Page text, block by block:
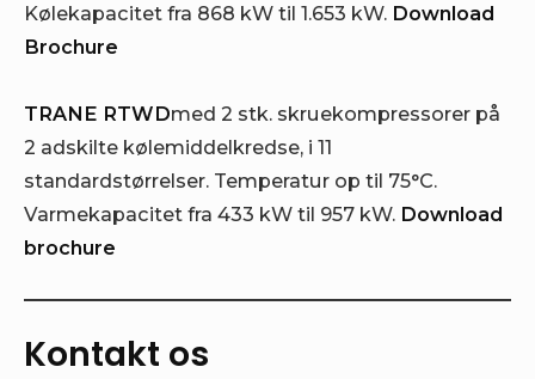
Kølekapacitet fra 868 kW til 1.653 kW. Download
Brochure
TRANE RTWDmed 2 stk. skruekompressorer på
2 adskilte kølemiddelkredse, i 11
standardstørrelser. Temperatur op til 75°C.
Varmekapacitet fra 433 kW til 957 kW. Download
brochure
Kontakt os